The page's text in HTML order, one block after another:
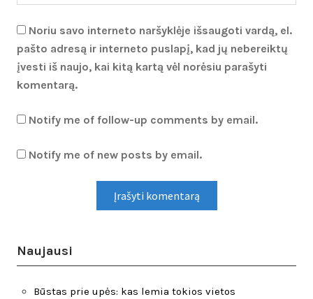
Noriu savo interneto naršyklėje išsaugoti vardą, el.
pašto adresą ir interneto puslapį, kad jų nebereiktų
įvesti iš naujo, kai kitą kartą vėl norėsiu parašyti
komentarą.
Notify me of follow-up comments by email.
Notify me of new posts by email.
Naujausi
Būstas prie upės: kas lemia tokios vietos